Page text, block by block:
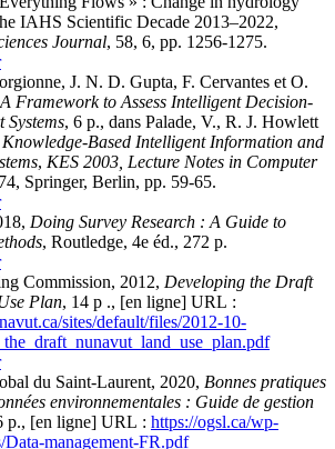
IAHS Scientific Decade 2013–2022,
Journal, 58, 6, pp. 1256-1275.
J. N. D. Gupta, F. Cervantes et O.
A Framework to Assess Intelligent Decision-
Systems, 6 p., dans Palade, V., R. J. Howlett
Knowledge-Based Intelligent Information and
, KES 2003, Lecture Notes in Computer
Springer, Berlin, pp. 59-65.
Doing Survey Research : A Guide to
, Routledge, 4e éd., 272 p.
Commission, 2012, Developing the Draft
Plan, 14 p ., [en ligne] URL :
sites/default/files/2012-10-
du Saint-Laurent, 2020, Bonnes pratiques
environnementales : Guide de gestion
p., [en ligne] URL : https://ogsl.ca/wp-
Data-management-FR.pdf